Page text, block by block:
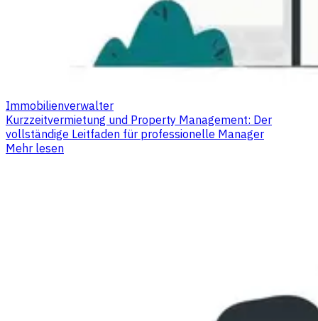
Immobilienverwalter
Kurzzeitvermietung und Property Management: Der
vollständige Leitfaden für professionelle Manager
Mehr lesen